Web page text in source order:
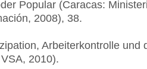
Popular (Caracas:
2008), 38.
Arbeiterkontrolle und
2010).